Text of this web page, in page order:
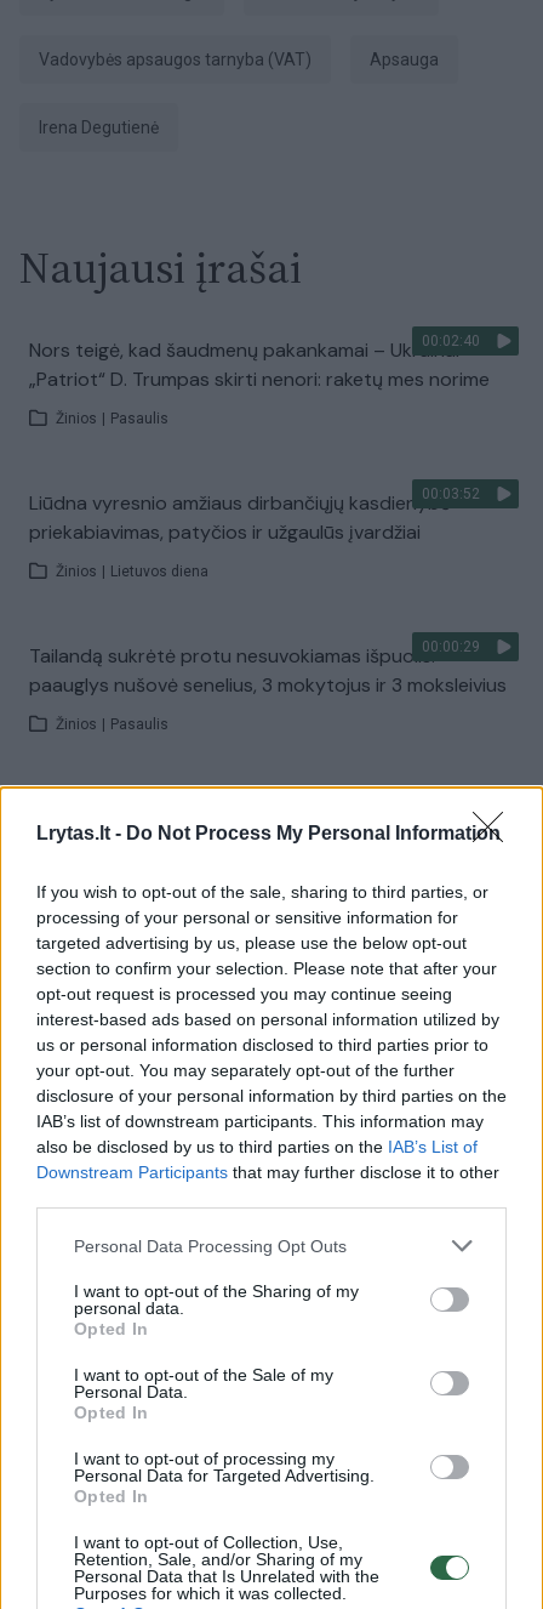
Lrytas.lt - Do Not Process My Personal Information
If you wish to opt-out of the sale, sharing to third parties, or
processing of your personal or sensitive information for
targeted advertising by us, please use the below opt-out
section to confirm your selection. Please note that after your
opt-out request is processed you may continue seeing
interest-based ads based on personal information utilized by
us or personal information disclosed to third parties prior to
your opt-out. You may separately opt-out of the further
disclosure of your personal information by third parties on the
IAB’s list of downstream participants. This information may
also be disclosed by us to third parties on the IAB’s List of
Downstream Participants that may further disclose it to other
Personal Data Processing Opt Outs
I want to opt-out of the Sharing of my
personal data.
Opted In
I want to opt-out of the Sale of my
Personal Data.
Opted In
I want to opt-out of processing my
Personal Data for Targeted Advertising.
Opted In
I want to opt-out of Collection, Use,
Retention, Sale, and/or Sharing of my
Personal Data that Is Unrelated with the
Purposes for which it was collected.
Vadovybės apsaugos tarnyba (VAT) apsauga
Irena Degutienė
Naujausi įrašai
00:02:40
Nors teigė, kad šaudmenų pakankamai – Ukrainai
„Patriot“ D. Trumpas skirti nenori: raketų mes norime
Žinios Pasaulis
00:03:52
Liūdna vyresnio amžiaus dirbančiųjų kasdienybė –
priekabiavimas, patyčios ir užgaulūs įvardžiai
Žinios Lietuvos diena
00:00:29
Tailandą sukrėtė protu nesuvokiamas išpuolis:
paauglys nušovė senelius, 3 mokytojus ir 3 moksleivius
Žinios Pasaulis
apgynė čempionų vardą
Visi įrašai
Žiūrimiausi įrašai
00:00:30
Vaizdai iš tragiškos avarijos Vilniaus r.: dviejų moterų ir
vaiko gyvybių išgelbėti nepavyko
00:00:57
Savaitės vidurys nusimato karštas: temperatūra kils iki
32 laipsnių šilumos
Žinios | Orai
00:00:59
Nufilmavo, kaip patvino Vilniaus Vakarinis aplinkkelis:
vaizdas pribloškia
Žinios Lietuvos diena